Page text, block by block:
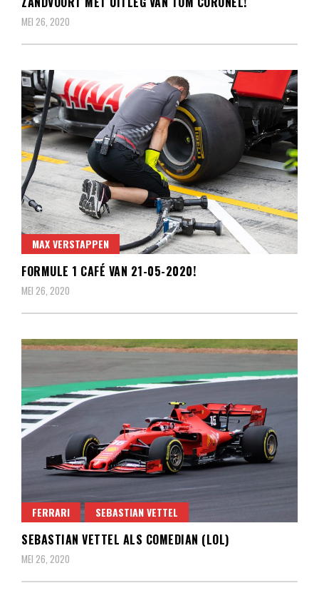
MEI 26, 2020
MAX VERSTAPPEN
FORMULE 1 CAFÉ VAN 21-05-2020!
MEI 26, 2020
FERRARI SEBASTIAN VETTEL
SEBASTIAN VETTEL ALS COMEDIAN (LOL)
MEI 26, 2020